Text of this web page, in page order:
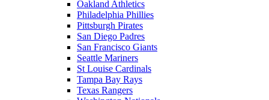
Oakland Athletics
Philadelphia Phillies
Pittsburgh Pirates
San Diego Padres
San Francisco Giants
Seattle Mariners
St Louise Cardinals
Tampa Bay Rays
Texas Rangers